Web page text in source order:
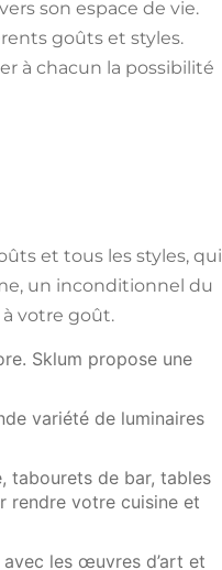
son espace de vie.
goûts et styles.
à chacun la possibilité
et tous les styles, qui
un inconditionnel du
votre goût.
Sklum propose une
variété de luminaires
tabourets de bar, tables
rendre votre cuisine et
les œuvres d’art et